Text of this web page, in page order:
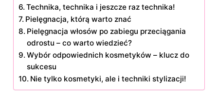
Technika, technika i jeszcze raz technika!
Pielęgnacja, którą warto znać
Pielęgnacja włosów po zabiegu przeciągania
odrostu – co warto wiedzieć?
Wybór odpowiednich kosmetyków – klucz do
sukcesu
Nie tylko kosmetyki, ale i techniki stylizacji!